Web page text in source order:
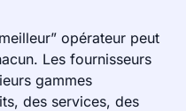
opérateur peut
Les fournisseurs
gammes
des services, des